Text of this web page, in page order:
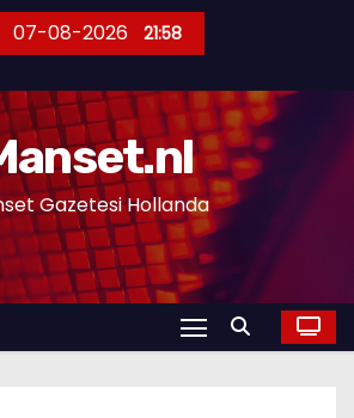
07-08-2026 21:58
Gazetesi Hollanda